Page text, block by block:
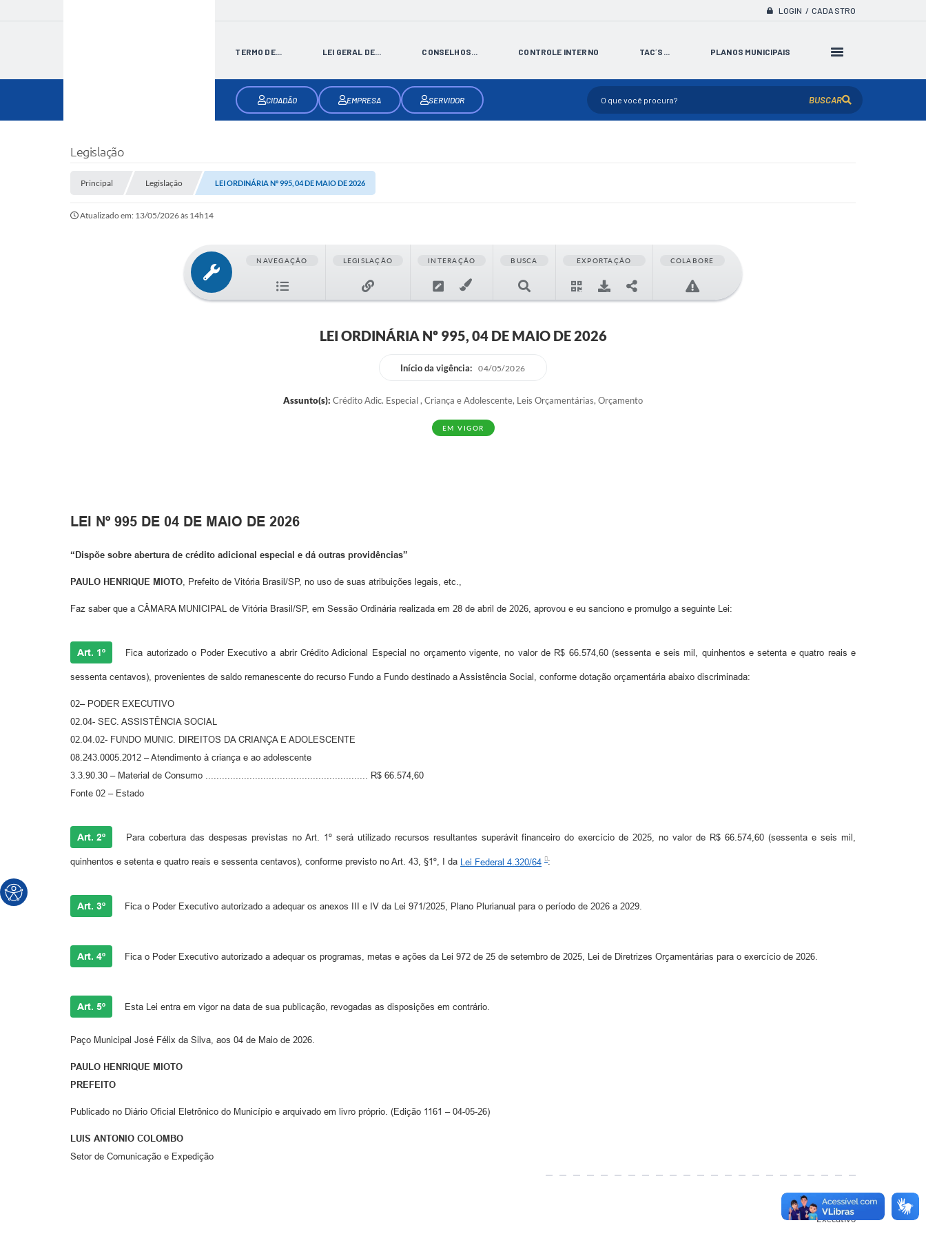
LOGIN / CADASTRO
TERMO DE... LEI GERAL DE... CONSELHOS... CONTROLE INTERNO TAC´S... PLANOS MUNICIPAIS
CIDADÃO EMPRESA SERVIDOR BUSCAR
Legislação
Principal Legislação LEI ORDINÁRIA Nº 995, 04 DE MAIO DE 2026
Atualizado em: 13/05/2026 às 14h14
NAVEGAÇÃO LEGISLAÇÃO INTERAÇÃO BUSCA EXPORTAÇÃO COLABORE
LEI ORDINÁRIA Nº 995, 04 DE MAIO DE 2026
Início da vigência: 04/05/2026
Assunto(s): Crédito Adic. Especial , Criança e Adolescente, Leis Orçamentárias, Orçamento
EM VIGOR
LEI Nº 995 DE 04 DE MAIO DE 2026
“Dispõe sobre abertura de crédito adicional especial e dá outras providências”
PAULO HENRIQUE MIOTO, Prefeito de Vitória Brasil/SP, no uso de suas atribuições legais, etc.,
Faz saber que a CÂMARA MUNICIPAL de Vitória Brasil/SP, em Sessão Ordinária realizada em 28 de abril de 2026, aprovou e eu sanciono e promulgo a seguinte Lei:
Art. 1º Fica autorizado o Poder Executivo a abrir Crédito Adicional Especial no orçamento vigente, no valor de R$ 66.574,60 (sessenta e seis mil, quinhentos e setenta e quatro reais e
sessenta centavos), provenientes de saldo remanescente do recurso Fundo a Fundo destinado a Assistência Social, conforme dotação orçamentária abaixo discriminada:
02– PODER EXECUTIVO
02.04- SEC. ASSISTÊNCIA SOCIAL
02.04.02- FUNDO MUNIC. DIREITOS DA CRIANÇA E ADOLESCENTE
08.243.0005.2012 – Atendimento à criança e ao adolescente
3.3.90.30 – Material de Consumo ........................................................... R$ 66.574,60
Fonte 02 – Estado
Art. 2º Para cobertura das despesas previstas no Art. 1º será utilizado recursos resultantes superávit financeiro do exercício de 2025, no valor de R$ 66.574,60 (sessenta e seis mil,
quinhentos e setenta e quatro reais e sessenta centavos), conforme previsto no Art. 43, §1º, I da Lei Federal 4.320/64 :
Art. 3º Fica o Poder Executivo autorizado a adequar os anexos III e IV da Lei 971/2025, Plano Plurianual para o período de 2026 a 2029.
Art. 4º Fica o Poder Executivo autorizado a adequar os programas, metas e ações da Lei 972 de 25 de setembro de 2025, Lei de Diretrizes Orçamentárias para o exercício de 2026.
Art. 5º Esta Lei entra em vigor na data de sua publicação, revogadas as disposições em contrário.
Paço Municipal José Félix da Silva, aos 04 de Maio de 2026.
PAULO HENRIQUE MIOTO
PREFEITO
Publicado no Diário Oficial Eletrônico do Município e arquivado em livro próprio. (Edição 1161 – 04-05-26)
LUIS ANTONIO COLOMBO
Setor de Comunicação e Expedição
Autor
Executivo